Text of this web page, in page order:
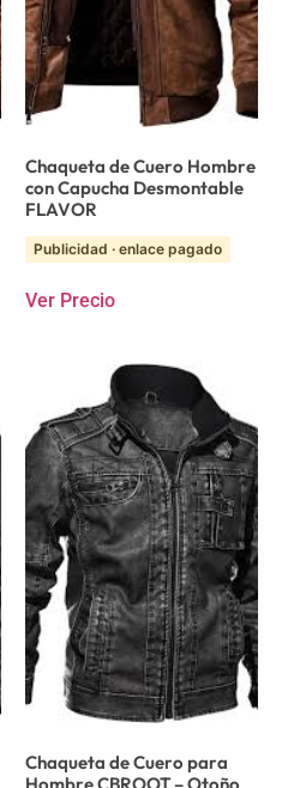
Chaqueta de Cuero Hombre
con Capucha Desmontable
FLAVOR
Publicidad · enlace pagado
Ver Precio
Chaqueta de Cuero para
Hombre CBROOT – Otoño